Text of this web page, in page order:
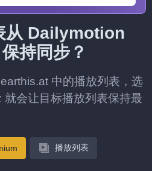
从 Dailymotion
持同步？
中的播放列表，选
会让目标播放列表保持最
播放列表